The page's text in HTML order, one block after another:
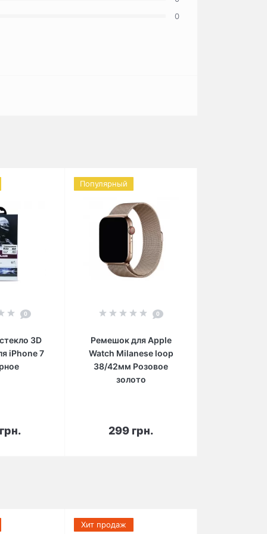
0
0
3D
iPhone 7
Популярный
0
Ремешок для Apple
Watch Milanese loop
38/42мм Розовое
золото
299 грн.
В корзину
Хит продаж